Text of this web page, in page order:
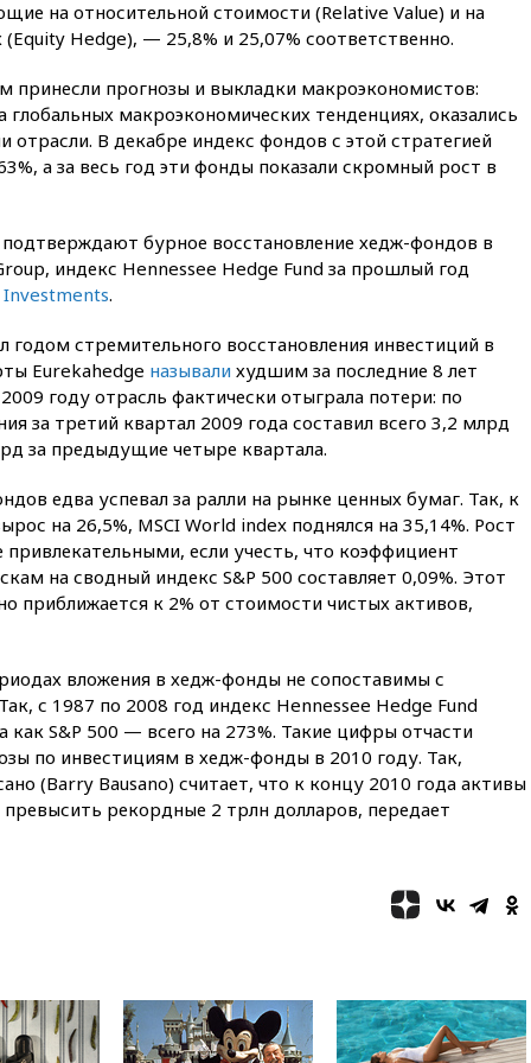
вчера, 21:58 Генпрокуратура
признала нежелательным в
РФ американский Human
вчера, 21:35
отменяет часть рейсов в Сочи
и Геленджик
метровой вышки
вчера, 21:10
в Армении
обсуждают эксперимент по
онлайн-продаже алкоголя
рекомендовать не посещать
Армению
вчера, 20:35
ПВО за день
сбила еще 281 украинский
беспилотник над Россией
олимпиады для поступления в
вузы
вчера, 20:15 Минтранс
предложил оплачивать
защиту дорог от БПЛА из
средств на ремонт
официальным визитом
вчера, 19:50Аэропорты Сочи и
Ярославля приостановили
работу
на относительной стоимости (Relative Value) и на
Hedge), — 25,8% и 25,07% соответственно.
прогнозы и выкладки макроэкономистов:
макроэкономических тенденциях, оказались
отрасли. В декабре индекс фондов с этой стратегией
а за весь год эти фонды показали скромный рост в
бурное восстановление хедж-фондов в
индекс Hennessee Hedge Fund за прошлый год
Investments.
годом стремительного восстановления инвестиций в
Eurekahedge называли худшим за последние 8 лет
году отрасль фактически отыграла потери: по
за третий квартал 2009 года составил всего 3,2 млрд
за предыдущие четыре квартала.
едва успевал за ралли на рынке ценных бумаг. Так, к
на 26,5%, MSCI World index поднялся на 35,14%. Рост
если учесть, что коэффициент
на сводный индекс S&P 500 составляет 0,09%. Этот
приближается к 2% от стоимости чистых активов,
вложения в хедж-фонды не сопоставимы с
с 1987 по 2008 год индекс Hennessee Hedge Fund
как S&P 500 — всего на 273%. Такие цифры отчасти
по инвестициям в хедж-фонды в 2010 году. Так,
(Barry Bausano) считает, что к концу 2010 года активы
рекордные 2 трлн долларов, передает